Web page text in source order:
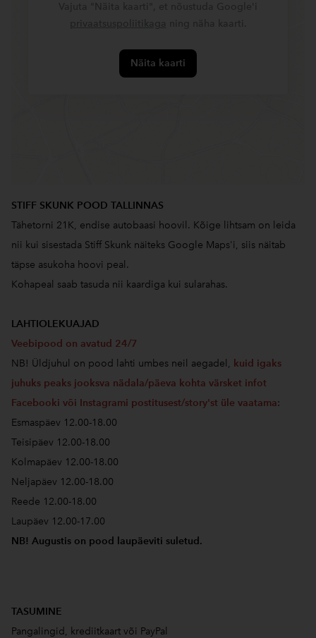
Näita kaarti
STIFF SKUNK POOD TALLINNAS
Tähetorni 21K, endise autobaasi hoovil. Kõige lihtsam on leida
nii kui sisestada Stiff Skunk näiteks Google Maps'i, siis näitab
täpse asukoha hoovi peal.
Kohapeal saab tasuda nii kaardiga kui sularahas.
LAHTIOLEKUAJAD
Veebipood on avatud 24/7
NB! Üldjuhul on pood lahti umbes neil aegadel, kuid igaks
juhuks peaks jooksva nädala/päeva kohta värsket infot
Facebooki või Instagrami postitusest/story'st üle vaatama:
Esmaspäev 12.00-18.00
Teisipäev 12.00-18.00
Kolmapäev 12.00-18.00
Neljapäev 12.00-18.00
Reede 12.00-18.00
Laupäev 12.00-17.00
NB! Augustis on pood laupäeviti suletud.
TASUMINE
Pangalingid, krediitkaart või PayPal